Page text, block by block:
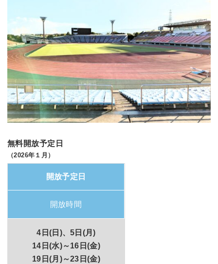
無料開放予定日
（2026年１月）
開放予定日
開放時間
4日(日)、5日(月)
14日(水)～16日(金)
19日(月)～23日(金)